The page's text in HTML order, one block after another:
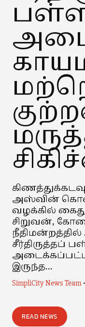
அஸ்வின்
வழக்கில்
சிறுவன்,
சீர்திருத்தப்
இருந்த...
SimpliCity News Team
READ NEWS